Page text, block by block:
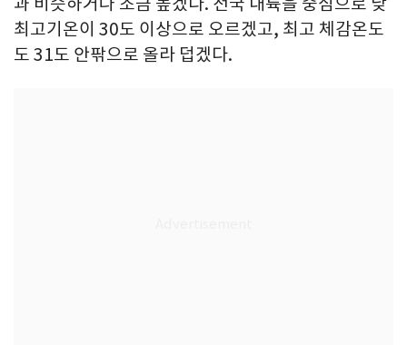
최고기온이 30도 이상으로 오르겠고, 최고 체감온도
도 31도 안팎으로 올라 덥겠다.